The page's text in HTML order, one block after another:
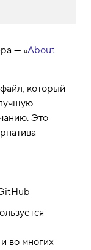
— «About
который
Это
и во многих